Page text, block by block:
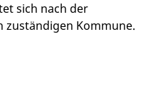
sich nach der
Kommune.